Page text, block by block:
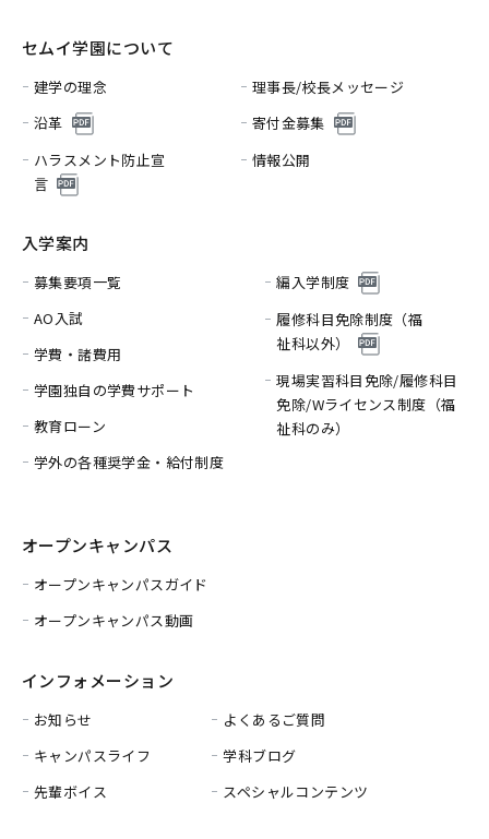
セムイ学園について
建学の理念
理事長/校長メッセージ
沿革
寄付金募集
ハラスメント防止宣
言
情報公開
入学案内
募集要項一覧
AO入試
学費・諸費用
学園独自の学費サポート
教育ローン
学外の各種奨学金・給付制度
編入学制度
履修科目免除制度（福
祉科以外）
現場実習科目免除/履修科目
免除/Wライセンス制度（福
祉科のみ）
オープンキャンパス
オープンキャンパスガイド
オープンキャンパス動画
インフォメーション
お知らせ
キャンパスライフ
先輩ボイス
よくあるご質問
学科ブログ
スペシャルコンテンツ